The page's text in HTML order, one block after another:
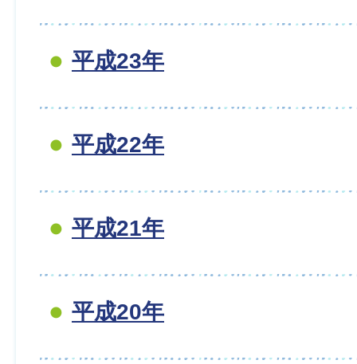
平成23年
平成22年
平成21年
平成20年